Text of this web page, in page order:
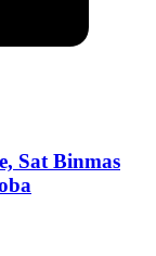
Sat Binmas